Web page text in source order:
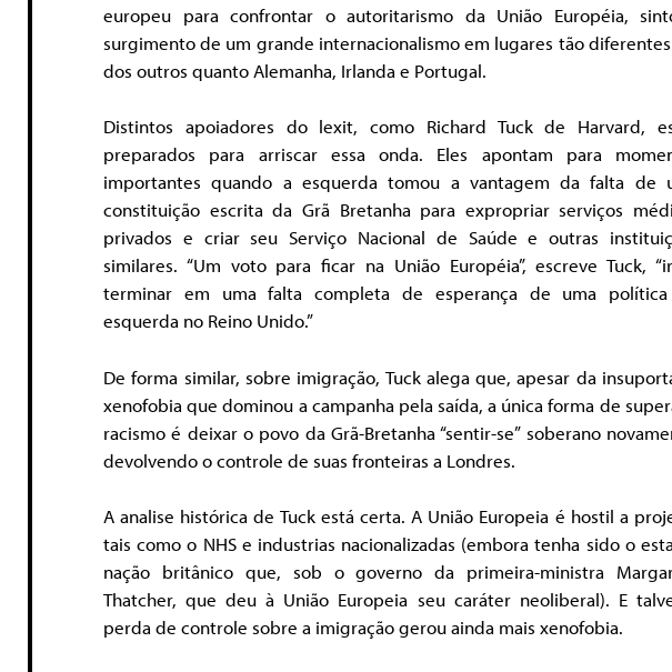
europeu para confrontar o autoritarismo da União Européia,
surgimento de um grande internacionalismo em lugares tão
dos outros quanto Alemanha, Irlanda e Portugal.
Distintos apoiadores do lexit, como Richard Tuck de Harvard,
preparados para arriscar essa onda. Eles apontam para
importantes quando a esquerda tomou a vantagem da falta de
constituição escrita da Grã Bretanha para expropriar serviços
privados e criar seu Serviço Nacional de Saúde e outras
similares. “Um voto para ficar na União Européia”, escreve Tuck,
terminar em uma falta completa de esperança de uma
esquerda no Reino Unido.”
De forma similar, sobre imigração, Tuck alega que, apesar da
xenofobia que dominou a campanha pela saída, a única forma de
racismo é deixar o povo da Grã-Bretanha “sentir-se” soberano
devolvendo o controle de suas fronteiras a Londres.
A analise histórica de Tuck está certa. A União Europeia é hostil a
tais como o NHS e industrias nacionalizadas (embora tenha sido o
nação britânico que, sob o governo da primeira-ministra
Thatcher, que deu à União Europeia seu caráter neoliberal). E
perda de controle sobre a imigração gerou ainda mais xenofobia.